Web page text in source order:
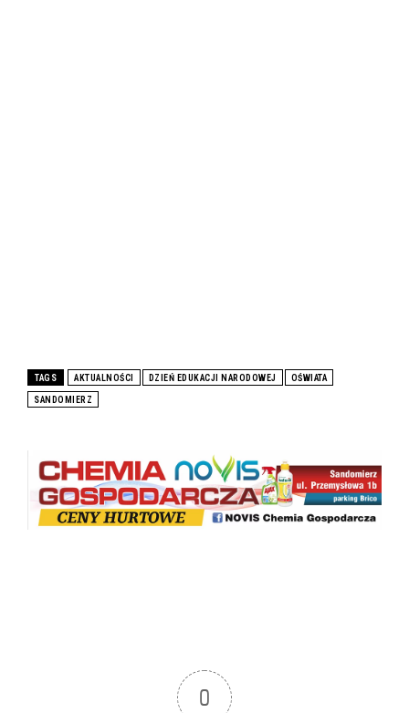
TAGS AKTUALNOŚCI DZIEŃ EDUKACJI NARODOWEJ OŚWIATA
SANDOMIERZ
0